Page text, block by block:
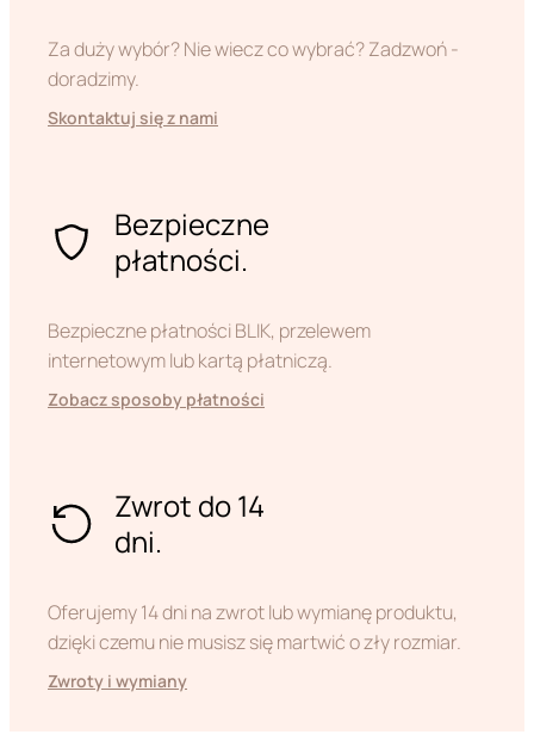
Za duży wybór? Nie wiecz co wybrać? Zadzwoń -
doradzimy.
Skontaktuj się z nami
Bezpieczne
płatności.
Bezpieczne płatności BLIK, przelewem
internetowym lub kartą płatniczą.
Zobacz sposoby płatności
Zwrot do 14
dni.
Oferujemy 14 dni na zwrot lub wymianę produktu,
dzięki czemu nie musisz się martwić o zły rozmiar.
Zwroty i wymiany